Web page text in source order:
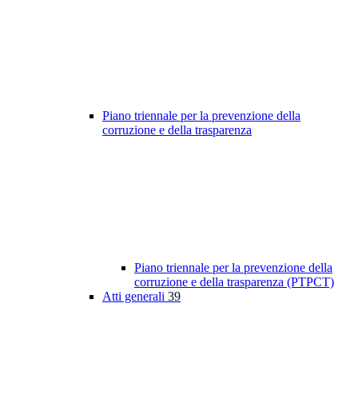
Piano triennale per la prevenzione della
corruzione e della trasparenza
Piano triennale per la prevenzione della
corruzione e della trasparenza (PTPCT)
Atti generali 39